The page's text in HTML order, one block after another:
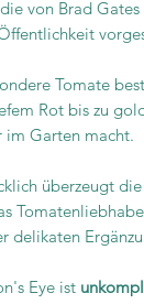
von Brad
Tomate
Rot bis zu
im Garten macht.
überzeugt
delikaten
Eye ist